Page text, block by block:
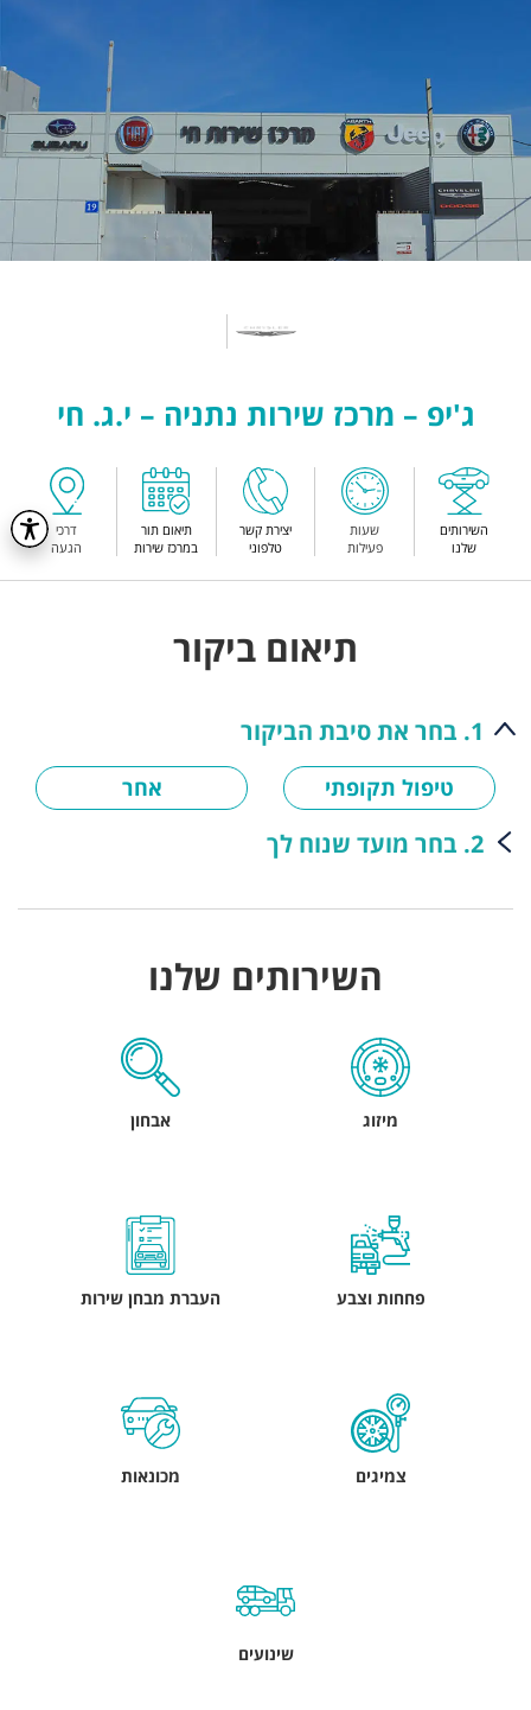
ג'יפ – מרכז שירות נתניה – י.ג. חי
השירותים
שלנו
שעות
פעילות
יצירת קשר
טלפוני
תיאום תור
במרכז שירות
דרכי
הגעה
תיאום ביקור
1. בחר את סיבת הביקור
טיפול תקופתי אחר
2. בחר מועד שנוח לך
השירותים שלנו
מיזוג אבחון
פחחות וצבע העברת מבחן שירות
צמיגים מכונאות
שינועים